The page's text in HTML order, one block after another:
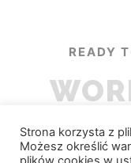
READY
Strona korzysta z
Możesz określić